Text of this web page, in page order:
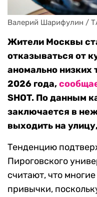
Валерий Шарифулин /
Жители Москвы
отказываться от
аномально низких
2026 года,
SHOT. По данным
заключается в
выходить на
Тенденцию
Пироговского
считают, что
привычки,